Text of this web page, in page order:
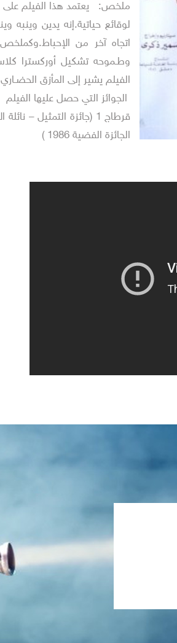
ملخص: يعتمد هذا الفيلم على
لوقائع حياتية.إنه يدين وينبه
اتجاه آخر من
وطـموحه تشكيل أوركسترا
الفيلم يشير إلى المأزق
الجوائز التي حصل عليها الفيلم
الجائزة الفضية 1986 )